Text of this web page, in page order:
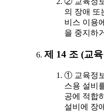
의 장애 또
비스 이용
을 중지하
제 14 조 (교
① 교육정
스용 설비
공에 적합
설비에 장